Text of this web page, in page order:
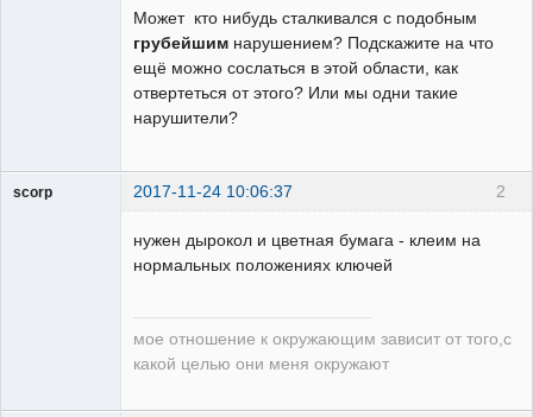
Может кто нибудь сталкивался с подобным
грубейшим нарушением? Подскажите на что
ещё можно сослаться в этой области, как
отвертеться от этого? Или мы одни такие
нарушители?
2
scorp 2017-11-24 10:06:37
нужен дырокол и цветная бумага - клеим на
нормальных положениях ключей
мое отношение к окружающим зависит от того,с
какой целью они меня окружают